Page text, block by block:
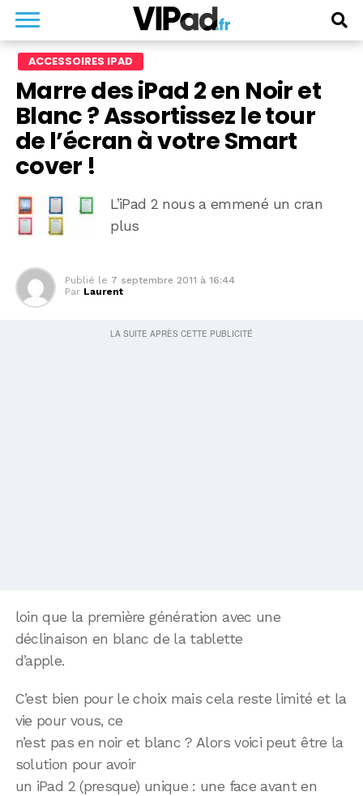
ACCESSOIRES IPAD
Marre des iPad 2 en Noir et
Blanc ? Assortissez le tour
de l’écran à votre Smart
cover !
L’iPad 2 nous a emmené un cran
plus
Publié le 7 septembre 2011 à 16:44
Par Laurent
loin que la première génération avec une
déclinaison en blanc de la tablette
d’apple.
C’est bien pour le choix mais cela reste limité et la
vie pour vous, ce
n’est pas en noir et blanc ? Alors voici peut être la
solution pour avoir
un iPad 2 (presque) unique : une face avant en